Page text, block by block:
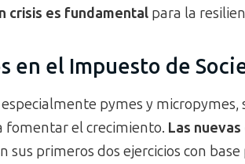
crisis es fundamental para la
en el Impuesto de
especialmente pymes y
fomentar el crecimiento. Las
sus primeros dos ejercicios con